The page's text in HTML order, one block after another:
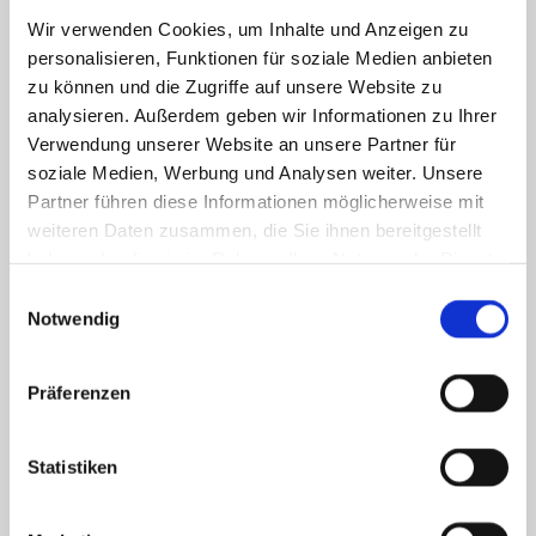
Wir verwenden Cookies, um Inhalte und Anzeigen zu
personalisieren, Funktionen für soziale Medien anbieten
zu können und die Zugriffe auf unsere Website zu
analysieren. Außerdem geben wir Informationen zu Ihrer
Verwendung unserer Website an unsere Partner für
soziale Medien, Werbung und Analysen weiter. Unsere
Partner führen diese Informationen möglicherweise mit
weiteren Daten zusammen, die Sie ihnen bereitgestellt
Notwendig
Präferenzen
Statistiken
Verkauf & Aktivierung von Prepaid